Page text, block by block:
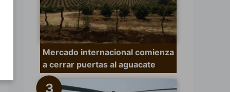
Mercado internacional comienza
a cerrar puertas al aguacate